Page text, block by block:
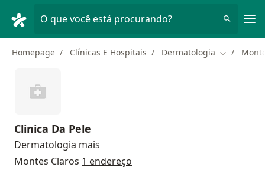
O que você está procurando?
Homepage Clínicas E Hospitais Dermatologia Mudar de
Clinica Da Pele
Dermatologia mais
Montes Claros 1 endereço